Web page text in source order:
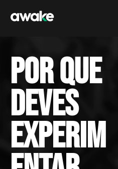
Por que
deves
experim